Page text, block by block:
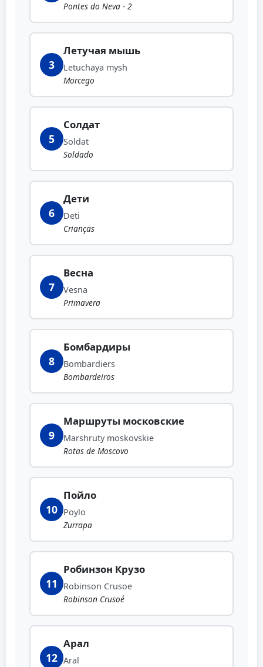
Pontes do Neva - 2
3
Летучая мышь
Letuchaya mysh
Morcego
5
Солдат
Soldat
Soldado
6
Дети
Deti
Crianças
7
Весна
Vesna
Primavera
8
Бомбардиры
Bombardiers
Bombardeiros
9
Маршруты московские
Marshruty moskovskie
Rotas de Moscovo
10
Пойло
Poylo
Zurrapa
11
Робинзон Крузо
Robinson Crusoe
Robinson Crusoé
12
Арал
Aral